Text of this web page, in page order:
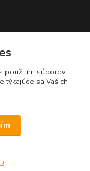
s použitím súborov
týkajúce sa Vašich
.